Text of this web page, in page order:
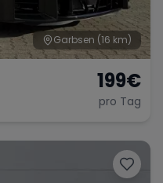
Garbsen (16 km)
199€
pro Tag